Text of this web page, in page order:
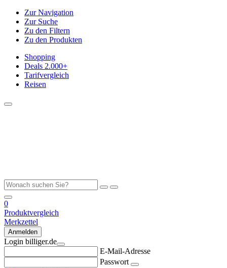
Zur Navigation
Zur Suche
Zu den Filtern
Zu den Produkten
Shopping
Deals 2.000+
Tarifvergleich
Reisen
0
Produktvergleich
Merkzettel
Anmelden
Login billiger.de
E-Mail-Adresse
Passwort